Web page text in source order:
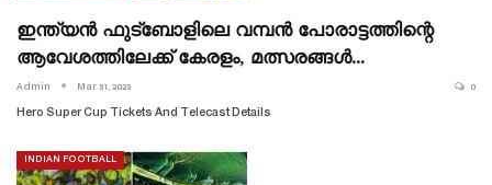
ഇന്ത്യൻ ഫുട്ബോളിലെ വമ്പൻ പോരാട്ടത്തിന്റെ
ആവേശത്തിലേക്ക് കേരളം, മത്സരങ്ങൾ…
Admin Mar 31, 2023 0
Hero Super Cup Tickets And Telecast Details
INDIAN FOOTBALL